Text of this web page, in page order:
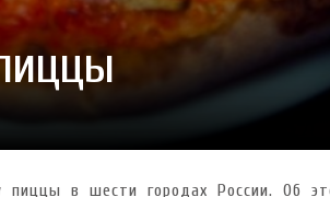
пиццы в шести городах России. Об